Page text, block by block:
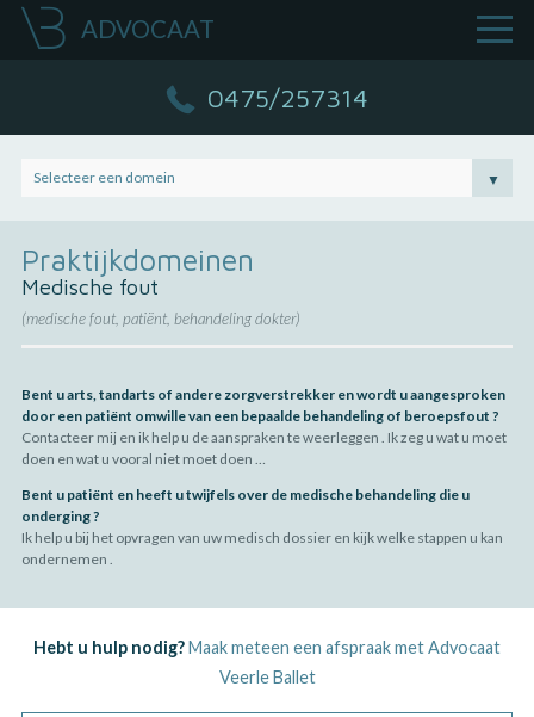
ADVOCAAT
PRAKTIJKDOMEINEN
0475/257314
Selecteer een domein ▼
Praktijkdomeinen
Medische fout
(medische fout, patiënt, behandeling dokter)
Bent u arts, tandarts of andere zorgverstrekker en wordt u aangesproken
door een patiënt omwille van een bepaalde behandeling of beroepsfout ?
Contacteer mij en ik help u de aanspraken te weerleggen . Ik zeg u wat u moet
doen en wat u vooral niet moet doen …
Bent u patiënt en heeft u twijfels over de medische behandeling die u
onderging ?
Ik help u bij het opvragen van uw medisch dossier en kijk welke stappen u kan
ondernemen .
Hebt u hulp nodig?Maak meteen een afspraak met Advocaat
Veerle Ballet